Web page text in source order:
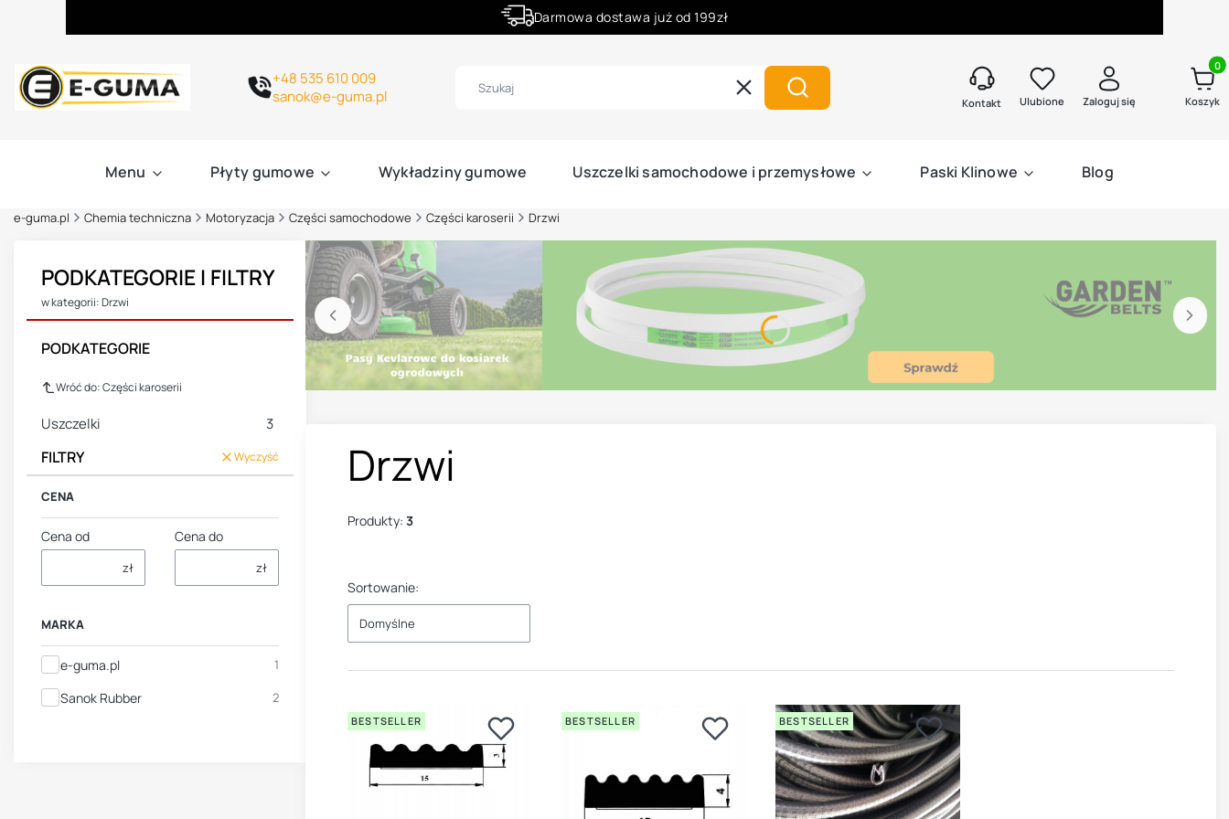
Darmowa dostawa już od 199zł
+48 535 610 009
sanok@e-guma.pl
Wyczyść Szukaj Kontakt Ulubione Zaloguj się Koszyk
Menu Płyty gumowe Wykładziny gumowe Uszczelki samochodowe i przemysłowe Paski Klinowe Blog
e-guma.pl Chemia techniczna Motoryzacja Części samochodowe Części karoserii Drzwi
PODKATEGORIE I FILTRY
w kategorii: Drzwi
PODKATEGORIE
Wróć do: Części karoserii
Uszczelki 3
FILTRY Wyczyść
CENA
Cena od
zł
Cena do
zł
MARKA
Marka
e-guma.pl 1
Sanok Rubber 2
Drzwi
Produkty: 3
Sortowanie:
Domyślne
BESTSELLER BESTSELLER BESTSELLER